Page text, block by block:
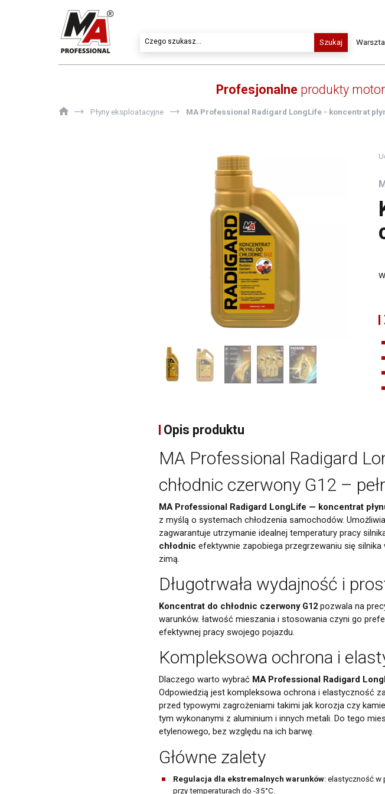
Profesjonalne produkty
Płyny eksploatacyjne MA Professional Radigard LongLife - koncentrat
Opis produktu
MA Professional Radigard
chłodnic czerwony G12 –
MA Professional Radigard LongLife — koncentrat
z myślą o systemach chłodzenia samochodów.
zagwarantuje utrzymanie idealnej temperatury pracy
chłodnic efektywnie zapobiega przegrzewaniu się
zimą.
Długotrwała wydajność i
Koncentrat do chłodnic czerwony G12pozwala na
warunków. łatwość mieszania i stosowania czyni go
efektywnej pracy swojego pojazdu.
Kompleksowa ochrona i
Dlaczego warto wybrać MA Professional Radigard
Odpowiedzią jest kompleksowa ochrona i elastyczność
przed typowymi zagrożeniami takimi jak korozja czy
tym wykonanymi z aluminium i innych metali. Do tego
etylenowego, bez względu na ich barwę.
Główne zalety
Regulacja dla ekstremalnych warunków: elastyczność w
przy temperaturach do -35°C.